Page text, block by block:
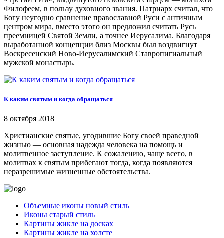
Филофеем, в пользу духовного звания. Патриарх считал, что
Богу неугодно сравнение православной Руси с античным
центром мира, вместо этого он предложил считать Русь
преемницей Святой Земли, а точнее Иерусалима. Благодаря
выработанной концепции близ Москвы был воздвигнут
Воскресенский Ново-Иерусалимский Ставропигиальный
мужской монастырь.
К каким святым и когда обращаться
8 октября 2018
Христианские святые, угодившие Богу своей праведной
жизнью — основная надежда человека на помощь и
молитвенное заступление. К сожалению, чаще всего, в
молитвах к святым прибегают тогда, когда появляются
неразрешимые жизненные обстоятельства.
Объемные иконы новый стиль
Иконы старый стиль
Картины жикле на досках
Картины жикле на холсте